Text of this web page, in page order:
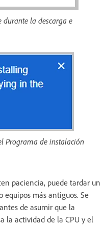
durante la descarga e
Programa de instalación
paciencia, puede tardar un
equipos más antiguos. Se
de asumir que la
la actividad de la CPU y el